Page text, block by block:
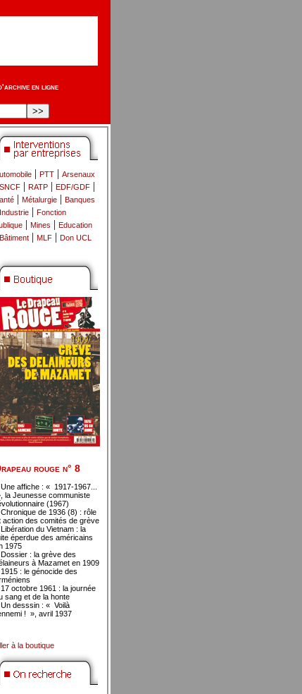
en ligne
| PTT | Arsenaux
SNCF | RATP | EDF/GDF |
| Métalurgie | Banques
Industrie | Fonction
| Mines | Education
Bâtiment | MLF | Don UCL
rouge n° 8
Une affiche : « 1917-1967...
la Jeunesse communiste
(1967)
Chronique de 1936 (8) : rôle
action des comités de grève
Libération du Vietnam : la
éperdue des américains
1975
Dossier : la grève des
à Mazamet en 1909
1915 : le génocide des
17 octobre 1961 : la journée
sang et de la honte
Un desssin : « Voilà
! », avril 1937
à la boutique